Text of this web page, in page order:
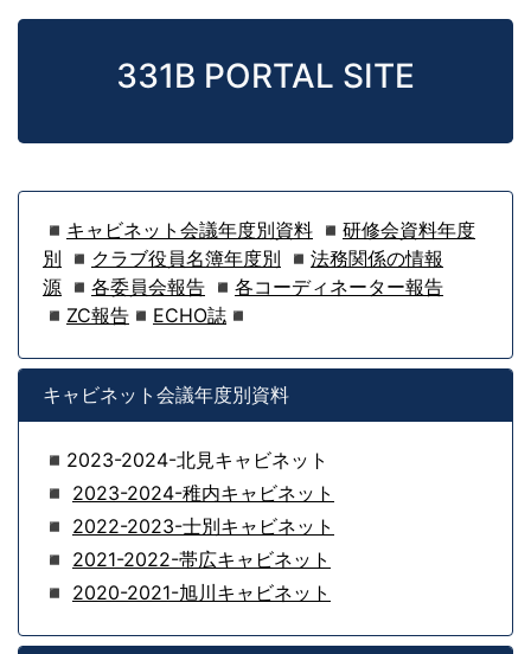
331B PORTAL SITE
◾ キャビネット会議年度別資料 ◾ 研修会資料年度
別 ◾ クラブ役員名簿年度別 ◾ 法務関係の情報
源 ◾ 各委員会報告 ◾ 各コーディネーター報告
◾ ZC報告 ◾ ECHO誌 ◾
キャビネット会議年度別資料
◾2023-2024-北見キャビネット
◾ 2023-2024-稚内キャビネット
◾ 2022-2023-士別キャビネット
◾ 2021-2022-帯広キャビネット
◾ 2020-2021-旭川キャビネット